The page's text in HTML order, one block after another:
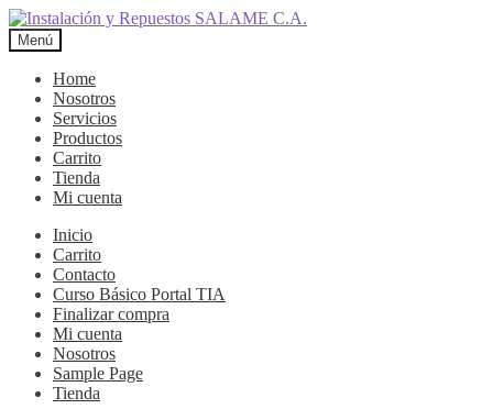
Ir
a
la
navegación
Ir
al
contenido
Menú
Home
Nosotros
Servicios
Productos
Carrito
Tienda
Mi cuenta
Inicio
Carrito
Contacto
Curso Básico Portal TIA
Finalizar compra
Mi cuenta
Nosotros
Sample Page
Tienda